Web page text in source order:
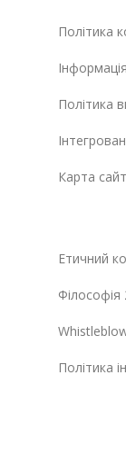
Політика
Політика
Карта
Етичний
Філософія
Політика